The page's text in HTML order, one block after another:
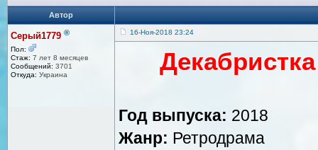
Автор
Серый1779 ®
Пол:
Стаж: 7 лет 8 месяцев
Сообщений: 3701
Откуда: Украина
16-Ноя-2018 23:24
Год выпуска: 2018
Жанр: Ретродрама